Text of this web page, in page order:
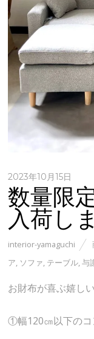
2023年10月15日
数量限
入荷し
interior-yamaguchi
ア, ソファ, テーブル,与
お財布が喜ぶ嬉し
①幅120㎝以下のコ